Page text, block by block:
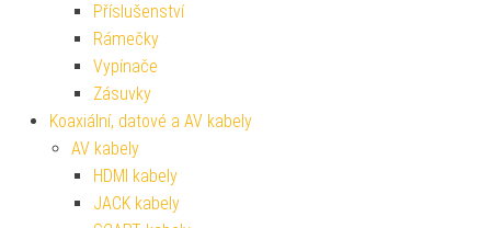
Příslušenství
Rámečky
Vypínače
Zásuvky
Koaxiální, datové a AV kabely
AV kabely
HDMI kabely
JACK kabely